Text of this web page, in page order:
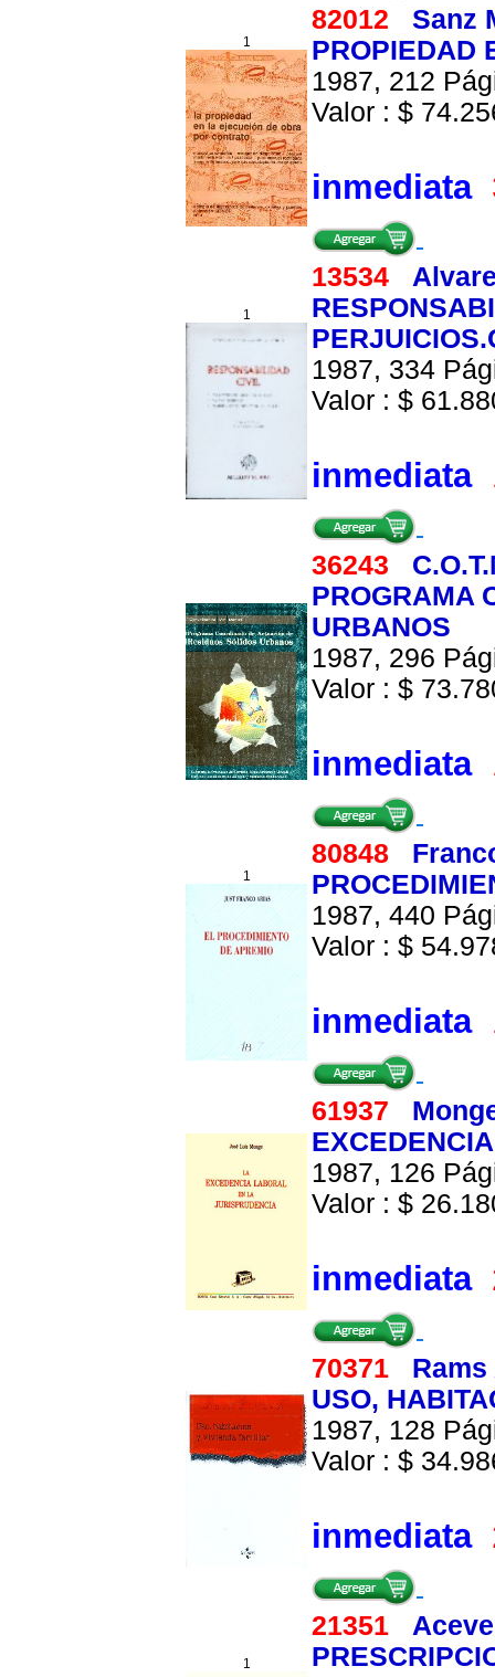
1
82012 Sanz
PROPIEDAD
1987, 212
Valor : $
inmediata
1
13534
1987, 334
Valor : $
inmediata
36243
PROGRAMA
URBANOS
1987, 296
Valor : $
inmediata
1
80848
1987, 440
Valor : $
inmediata
61937
1987, 126
Valor : $
inmediata
70371
USO,
1987, 128
Valor : $
inmediata
1
21351